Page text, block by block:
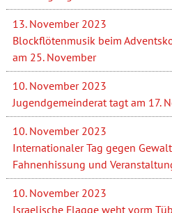
13. November 2023
Blockflötenmusik beim
am 25. November
10. November 2023
Jugendgemeinderat tagt am 17.
10. November 2023
Internationaler Tag gegen
Fahnenhissung und
10. November 2023
Israelische Flagge weht vorm